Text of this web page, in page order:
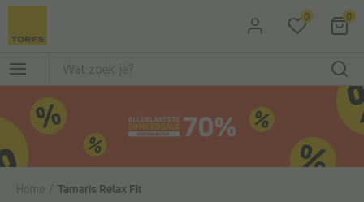
Ga naar de hoofdinhoud 0 0
Home Tamaris Relax Fit